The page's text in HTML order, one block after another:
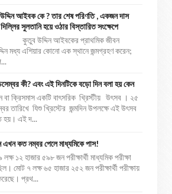
আইবক কে ? তার শেষ পরিণতি , একজন দাস
সুলতানি হয়ে ওঠার বিস্তারিত সংক্ষেপে
উদ্দিন আইবকের প্রাথমিক জীবন
মধ্য এশিয়ার কোনো এক স্থানে জন্মগ্রহণ করেন;
কী? এবং এই দিনটিকে বড়ো দিন বলা হয় কেন
বা ক্রিসমাস একটি বাৎসরিক খ্রিস্টীয় উৎসব । ২৫
তারিখে যিশু খ্রিস্টের জন্মদিন উপলক্ষে এই উৎসব
হয়। এই দ...
এখন কত নম্বর পেলে মাধ্যমিকে পাস!
১২ হাজার ৫৯৮ জন পরীক্ষার্থী মাধ্যমিক পরীক্ষা
মোট ৭ লক্ষ ৬৫ হাজার ২৫২ জন পরীক্ষার্থী পরীক্ষায়
প্রথ...